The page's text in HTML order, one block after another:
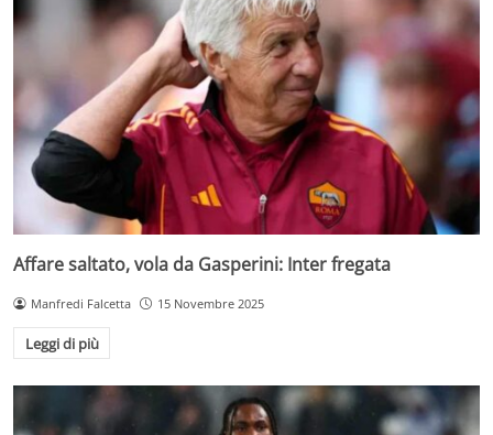
Affare saltato, vola da Gasperini: Inter fregata
Manfredi Falcetta 15 Novembre 2025
Leggi di più